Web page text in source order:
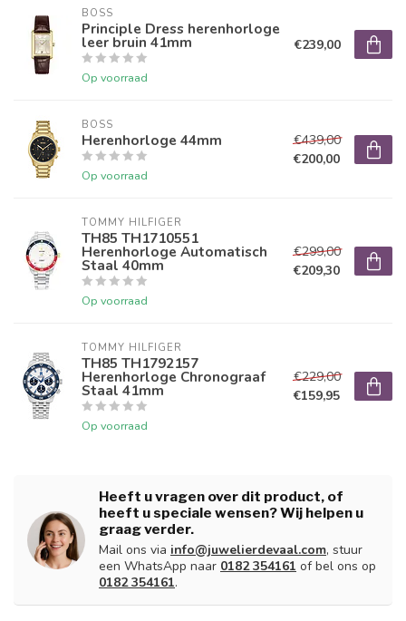
BOSS
Principle Dress herenhorloge
leer bruin 41mm
Op voorraad
€239,00
BOSS
Herenhorloge 44mm
Op voorraad
€439,00
€200,00
TOMMY HILFIGER
TH85 TH1710551
Herenhorloge Automatisch
Staal 40mm
Op voorraad
€299,00
€209,30
TOMMY HILFIGER
TH85 TH1792157
Herenhorloge Chronograaf
Staal 41mm
Op voorraad
€229,00
€159,95
Heeft u vragen over dit product, of
heeft u speciale wensen? Wij helpen u
graag verder.
Mail ons via info@juwelierdevaal.com, stuur
een WhatsApp naar 0182 354161 of bel ons op
0182 354161.